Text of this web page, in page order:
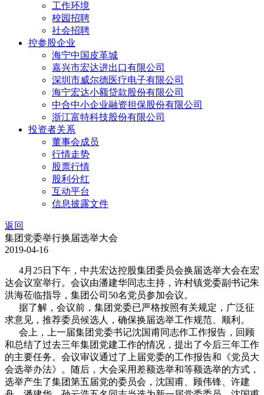
工作环境
校园招聘
社会招聘
控参股企业
海宁中国皮革城
嘉兴市宏达进出口有限公司
深圳市威尔德医疗电子有限公司
海宁宏达小额贷款股份有限公司
中合中小企业融资担保股份有限公司
浙江富特科技股份有限公司
投资者关系
董事会成员
行情走势
股票行情
股利分红
互动平台
信息披露文件
返回
集团党委举行换届选举大会
2019-04-16
4月25日下午，中共宏达控股集团委员会换届选举大会在宏
达会议室举行。会议由潘建华同志主持，许村镇党委副书记朱
洪海莅临指导，集团公司50名党员参加会议。
据了解，会议前，集团党委已严格按照有关规定，广泛征
求意见，推荐委员候选人，确保换届选举工作规范、顺利。
会上，上一届集团党委书记沈国甫同志作工作报告，回顾
和总结了过去三年集团党建工作的情况，提出了今后三年工作
的主要任务。会议审议通过了上届党委的工作报告和《党员大
会选举办法》。随后，大会采用差额选举和等额选举的方式，
选举产生了集团第五届党的委员会，沈国甫、顾伟锋、许建